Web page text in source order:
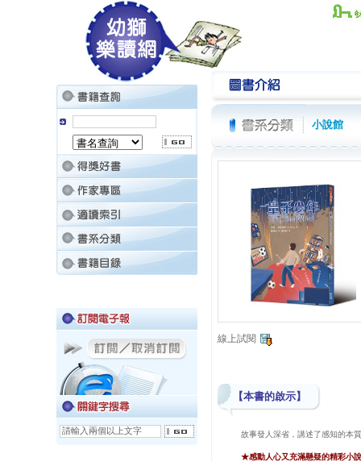
小說館
線上試閱
【本書的啟示】
故事發人深省，講述了感知的本
★感動人心又充滿懸疑的精彩小說